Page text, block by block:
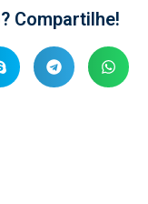
Compartilhe!